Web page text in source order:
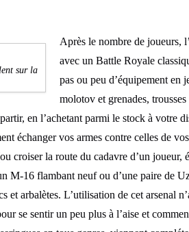
sur la
Après le nombre de joueurs,
avec un Battle Royale
pas ou peu d’équipement en
molotov et grenades,
en l’achetant parmi le stock à votre
échanger vos armes contre celles de
croiser la route du cadavre d’un joueur,
M-16 flambant neuf ou d’une paire de
arbalètes. L’utilisation de cet arsenal
se sentir un peu plus à l’aise et